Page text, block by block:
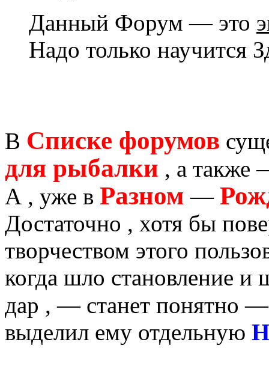
Данный Форум — это
Надо только научится
В Списке форумов
для рыбалки , а
А , уже в Разном —
Достаточно , хотя бы
творчеством этого
когда шло становление и
дар , — станет понятно
выделил ему отдельную